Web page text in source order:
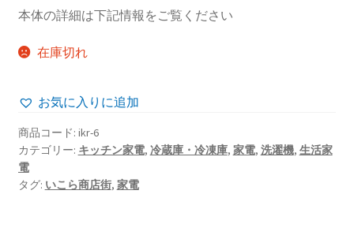
本体の詳細は下記情報をご覧ください
在庫切れ
お気に入りに追加
商品コード: ikr-6
カテゴリー: キッチン家電, 冷蔵庫・冷凍庫, 家電, 洗濯機, 生活家
電
タグ: いこら商店街, 家電